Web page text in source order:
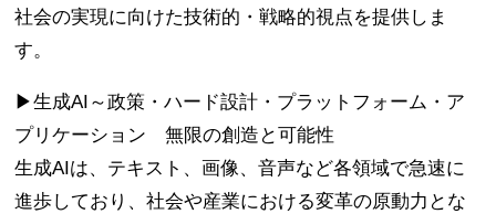
社会の実現に向けた技術的・戦略的視点を提供しま
す。
▶生成AI～政策・ハード設計・プラットフォーム・ア
プリケーション 無限の創造と可能性
生成AIは、テキスト、画像、音声など各領域で急速に
進歩しており、社会や産業における変革の原動力とな